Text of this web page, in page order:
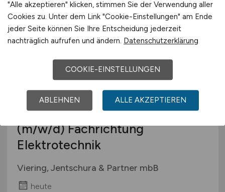
Patentanwaltskandidat/in
(m/w/d)Fachrichtung
Elektrotechnik
Viering, Jentschura & Partner mbB
heute
"Alle akzeptieren" klicken, stimmen Sie der Verwendung aller
Cookies zu. Unter dem Link "Cookie-Einstellungen" am Ende
jeder Seite können Sie Ihre Entscheidung jederzeit
nachträglich aufrufen und ändern. Datenschutzerklärung
COOKIE-EINSTELLUNGEN
ABLEHNEN ALLE AKZEPTIEREN